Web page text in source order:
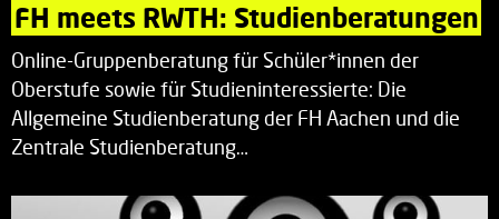
FH meets RWTH: Studienberatungen
Online-Gruppenberatung für Schüler*innen der
Oberstufe sowie für Studieninteressierte: Die
Allgemeine Studienberatung der FH Aachen und die
Zentrale Studienberatung…